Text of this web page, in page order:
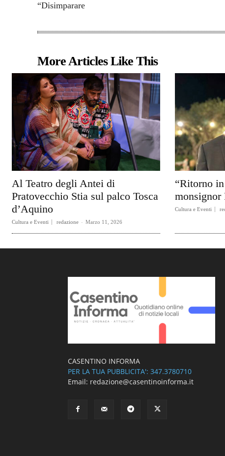
“Disimparare
More Articles Like This
Al Teatro degli Antei di
Pratovecchio Stia sul palco Tosca
d’Aquino
Cultura e Eventi redazione - Marzo 11, 2026
“Ritorno
Cultura e Eventi
CASENTINO INFORMA
PER LA TUA PUBBLICITA': 347.3780710
Email: redazione@casentinoinforma.it